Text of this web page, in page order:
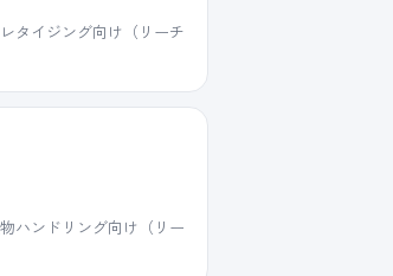
タイジング向け（リーチ
ハンドリング向け（リー